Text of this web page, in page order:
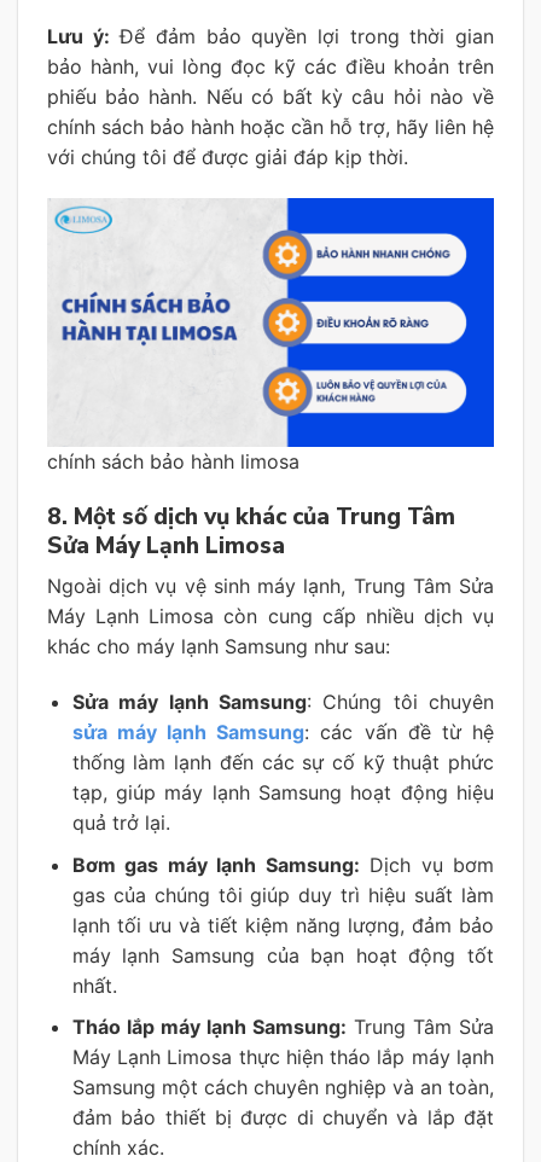
Lưu ý: Để đảm bảo quyền lợi trong thời gian
bảo hành, vui lòng đọc kỹ các điều khoản trên
phiếu bảo hành. Nếu có bất kỳ câu hỏi nào về
chính sách bảo hành hoặc cần hỗ trợ, hãy liên hệ
với chúng tôi để được giải đáp kịp thời.
chính sách bảo hành limosa
8. Một số dịch vụ khác của Trung Tâm
Sửa Máy Lạnh Limosa
Ngoài dịch vụ vệ sinh máy lạnh, Trung Tâm Sửa
Máy Lạnh Limosa còn cung cấp nhiều dịch vụ
khác cho máy lạnh Samsung như sau:
Sửa máy lạnh Samsung: Chúng tôi chuyên
sửa máy lạnh Samsung: các vấn đề từ hệ
thống làm lạnh đến các sự cố kỹ thuật phức
tạp, giúp máy lạnh Samsung hoạt động hiệu
quả trở lại.
Bơm gas máy lạnh Samsung: Dịch vụ bơm
gas của chúng tôi giúp duy trì hiệu suất làm
lạnh tối ưu và tiết kiệm năng lượng, đảm bảo
máy lạnh Samsung của bạn hoạt động tốt
nhất.
Tháo lắp máy lạnh Samsung: Trung Tâm Sửa
Máy Lạnh Limosa thực hiện tháo lắp máy lạnh
Samsung một cách chuyên nghiệp và an toàn,
đảm bảo thiết bị được di chuyển và lắp đặt
chính xác.